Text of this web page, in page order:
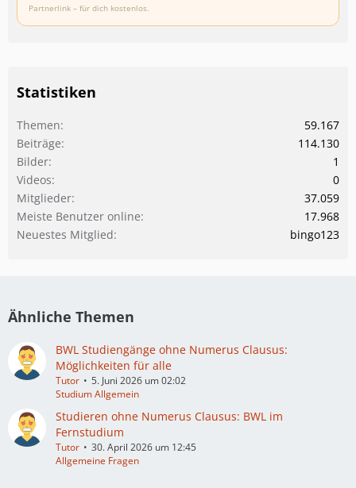
Partnerlink – für dich kostenlos.
Statistiken
Themen
59.167
Beiträge
114.130
Bilder
1
Videos
0
Mitglieder
37.059
Meiste Benutzer online
17.968
Neuestes Mitglied
bingo123
Ähnliche Themen
BWL Studiengänge ohne Numerus Clausus:
Möglichkeiten für alle
Tutor
5. Juni 2026 um 02:02
Studium Allgemein
Studieren ohne Numerus Clausus: BWL im
Fernstudium
Tutor
30. April 2026 um 12:45
Allgemeine Fragen